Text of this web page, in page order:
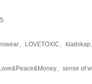
、LOVETOXIC、
、sense of